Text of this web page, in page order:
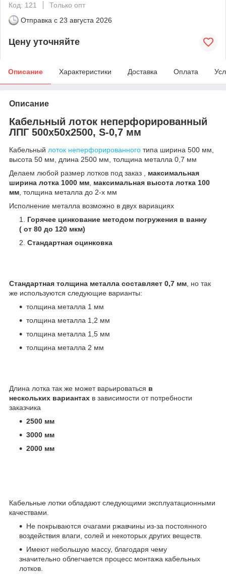
Код: 121
Только опт
Отправка с 23 августа 2026
Цену уточняйте
Описание Характеристики Доставка Оплата
Описание
Кабельный лоток неперфорированный
ЛПГ 500х50х2500, S-0,7 мм
Кабельный лоток неперфорированного типа ширина 500 мм,
высота 50 мм, длина 2500 мм, толщина металла 0,7 мм
Делаем любой размер лотков под заказ , максимальная
ширина лотка 1000 мм, максимальная высота лотка 100
мм, толщина металла до 2-х мм
Исполнение металла возможно в двух вариациях
Горячее цинкование методом погружения в ванну
( от 80 до 120 мкм)
Стандартная оцинковка
Стандартная толщина металла составляет 0,7 мм, но так
же используются следующие варианты:
толщина металла 1 мм
толщина металла 1,2 мм
толщина металла 1,5 мм
толщина металла 2 мм
Длина лотка так же может варьироваться в
нескольких вариантах в зависимости от потребности
заказчика
2500 мм
3000 мм
2000 мм
Кабельные лотки обладают следующими эксплуатационными
качествами.
Не покрываются очагами ржавчины из-за постоянного
воздействия влаги, солей и некоторых других веществ.
Имеют небольшую массу, благодаря чему
значительно облегчается процесс монтажа кабельных
лотков.